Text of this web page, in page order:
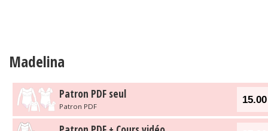
Madelina
Patron PDF seul
Patron PDF